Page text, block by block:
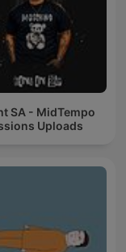
SA - MidTempo
Uploads